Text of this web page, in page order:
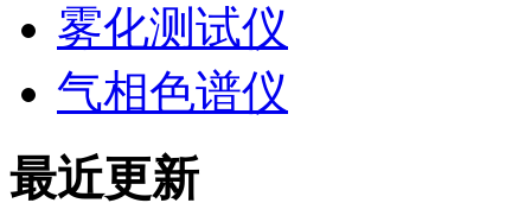
雾化测试仪
气相色谱仪
最近更新